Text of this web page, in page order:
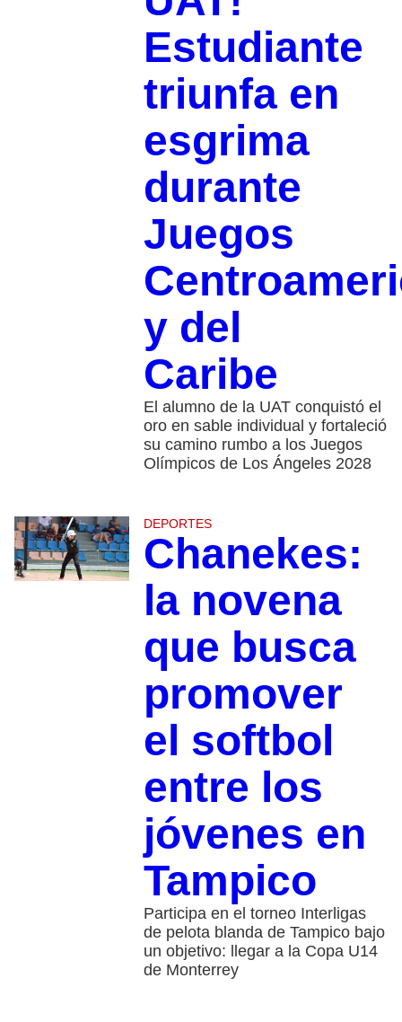
Estudiante
triunfa en
esgrima
durante
Juegos
y del
Caribe
El alumno de la UAT conquistó el
oro en sable individual y fortaleció
su camino rumbo a los Juegos
Olímpicos de Los Ángeles 2028
DEPORTES
Chanekes:
la novena
que busca
promover
el softbol
entre los
jóvenes en
Tampico
Participa en el torneo Interligas
de pelota blanda de Tampico bajo
un objetivo: llegar a la Copa U14
de Monterrey